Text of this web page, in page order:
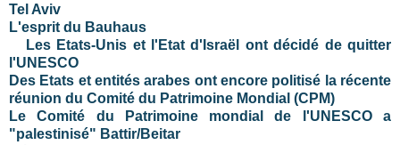
Tel Aviv
L'esprit du Bauhaus
Les Etats-Unis et l'Etat d'Israël ont décidé de quitter
l'UNESCO
Des Etats et entités arabes ont encore politisé la récente
réunion du Comité du Patrimoine Mondial (CPM)
Le Comité du Patrimoine mondial de l'UNESCO a
"palestinisé" Battir/Beitar